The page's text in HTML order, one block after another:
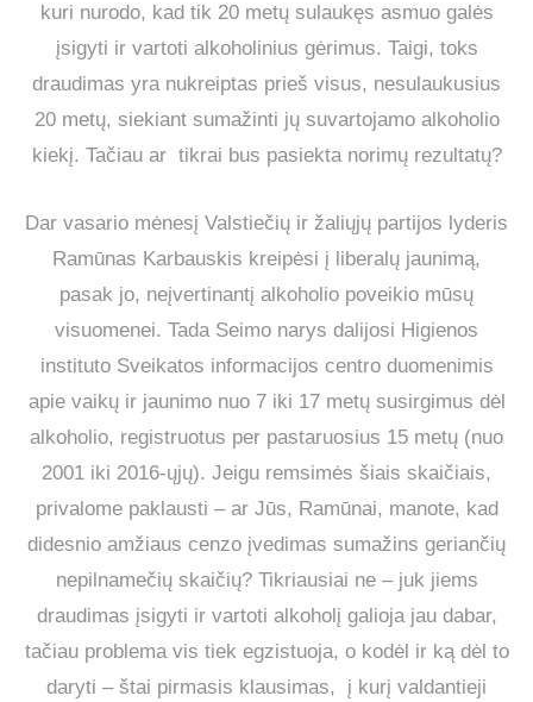
kuri nurodo, kad tik 20 metų sulaukęs asmuo galės
įsigyti ir vartoti alkoholinius gėrimus. Taigi, toks
draudimas yra nukreiptas prieš visus, nesulaukusius
20 metų, siekiant sumažinti jų suvartojamo alkoholio
kiekį. Tačiau ar tikrai bus pasiekta norimų rezultatų?
Dar vasario mėnesį Valstiečių ir žaliųjų partijos lyderis
Ramūnas Karbauskis kreipėsi į liberalų jaunimą,
pasak jo, neįvertinantį alkoholio poveikio mūsų
visuomenei. Tada Seimo narys dalijosi Higienos
instituto Sveikatos informacijos centro duomenimis
apie vaikų ir jaunimo nuo 7 iki 17 metų susirgimus dėl
alkoholio, registruotus per pastaruosius 15 metų (nuo
2001 iki 2016-ųjų). Jeigu remsimės šiais skaičiais,
privalome paklausti – ar Jūs, Ramūnai, manote, kad
didesnio amžiaus cenzo įvedimas sumažins geriančių
nepilnamečių skaičių? Tikriausiai ne – juk jiems
draudimas įsigyti ir vartoti alkoholį galioja jau dabar,
tačiau problema vis tiek egzistuoja, o kodėl ir ką dėl to
daryti – štai pirmasis klausimas, į kurį valdantieji